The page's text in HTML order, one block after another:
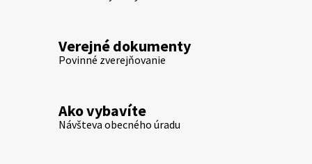
Verejné dokumenty
Povinné zverejňovanie
Ako vybavíte
Návšteva obecného úradu